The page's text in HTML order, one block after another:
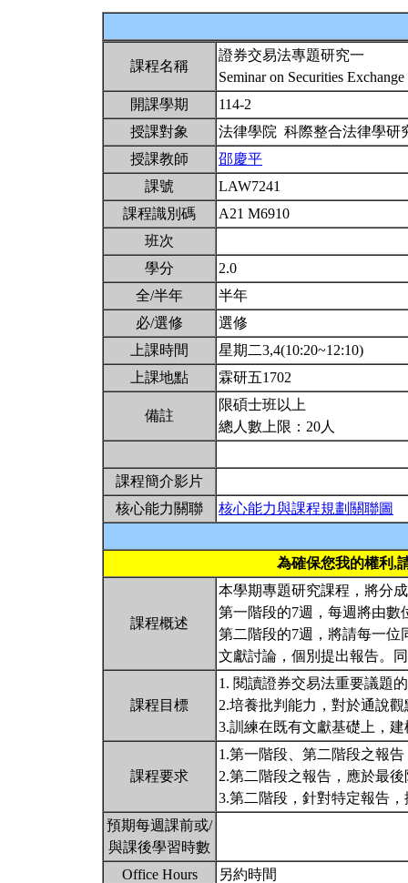
課程名稱
證券交易法專題研究一
Seminar on Securities
開課學期
114-2
授課對象
法律學院 科際整合法律學
授課教師
邵慶平
課號
LAW7241
課程識別碼
A21 M6910
班次
學分
2.0
全/半年
半年
必/選修
選修
上課時間
星期二3,4(10:20~12:10)
上課地點
霖研五1702
備註
限碩士班以上
總人數上限：20人
課程簡介影片
核心能力關聯
核心能力與課程規劃關聯圖
為確保您我的權利,
課程概述
本學期專題研究課程，將分
第一階段的7週，每週將由數
第二階段的7週，將請每一
文獻討論，個別提出報告。
課程目標
1. 閱讀證券交易法重要議題
2.培養批判能力，對於通說
3.訓練在既有文獻基礎上，
課程要求
1.第一階段、第二階段之報
2.第二階段之報告，應於最
3.第二階段，針對特定報告
預期每週課前或/
與課後學習時數
Office Hours
另約時間